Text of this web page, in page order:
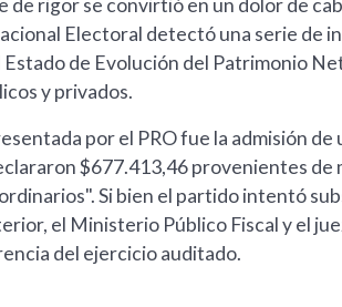
rigor se convirtió en un dolor de
Electoral detectó una serie de
de Evolución del Patrimonio
y privados.
por el PRO fue la admisión de
$677.413,46 provenientes de
Si bien el partido intentó
el Ministerio Público Fiscal y el
del ejercicio auditado.